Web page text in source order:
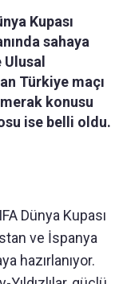
Kupası
sahaya
Türkiye maçı
konusu
ise belli oldu.
Dünya Kupası
ve İspanya
hazırlanıyor.